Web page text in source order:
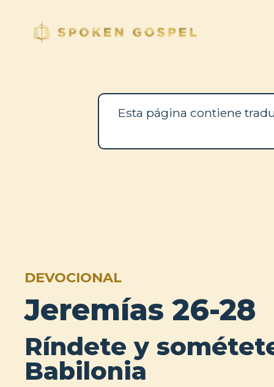
Esta página contiene
DEVOCIONAL
Jeremías 26-28
Ríndete y
Babilonia